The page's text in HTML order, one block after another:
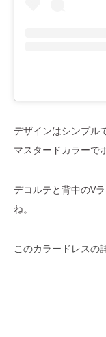
デザインはシンプル
マスタードカラーで
デコルテと背中のV
ね。
このカラードレスの